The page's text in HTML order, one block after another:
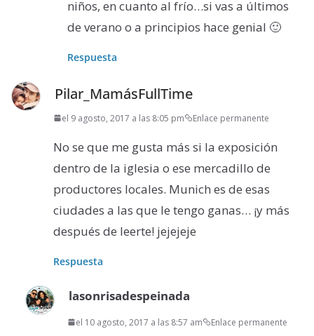
niños, en cuanto al frío…si vas a últimos
de verano o a principios hace genial 🙂
Respuesta
Pilar_MamásFullTime
el 9 agosto, 2017 a las 8:05 pm Enlace permanente
No se que me gusta más si la exposición
dentro de la iglesia o ese mercadillo de
productores locales. Munich es de esas
ciudades a las que le tengo ganas… ¡y más
después de leerte! jejejeje
Respuesta
lasonrisadespeinada
el 10 agosto, 2017 a las 8:57 am Enlace permanente